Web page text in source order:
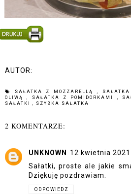
AUTOR:
SAŁATKA Z MOZZARELLĄ
OLIWĄ
SAŁATKA Z POMIDORKAMI
SAŁATKI
SZYBKA SAŁATKA
2 KOMENTARZE:
UNKNOWN
12 kwietnia
Sałatki, proste ale jakie
Dziękuję pozdrawiam.
ODPOWIEDZ